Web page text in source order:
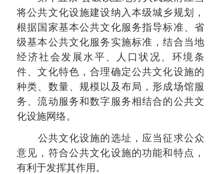
将公共文化设施建设纳入本级城乡规划，
根据国家基本公共文化服务指导标准、省
级基本公共文化服务实施标准，结合当地
经济社会发展水平、人口状况、环境条
件、文化特色，合理确定公共文化设施的
种类、数量、规模以及布局，形成场馆服
务、流动服务和数字服务相结合的公共文
化设施网络。
公共文化设施的选址，应当征求公众
意见，符合公共文化设施的功能和特点，
有利于发挥其作用。